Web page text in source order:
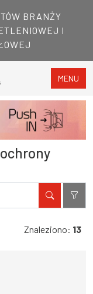
BRANŻY
I
MENU
Filtry
Znaleziono: 13